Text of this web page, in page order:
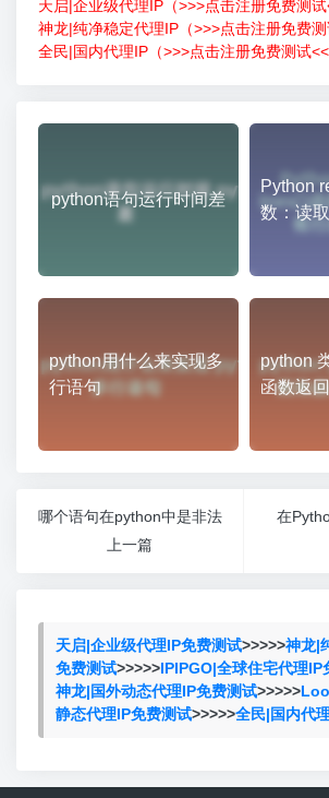
天启|企业级代理IP（>>>点击注册免费测试
神龙|纯净稳定代理IP（>>>点击注册免费测
全民|国内代理IP（>>>点击注册免费测试
python语句运行时间差
Python
数：读
python用什么来实现多
行语句
python
函数返
哪个语句在python中是非法
上一篇
在
天启|企业级代理IP免费测试>>>>>神龙|
免费测试>>>>>IPIPGO|全球住宅代理IP
神龙|国外动态代理IP免费测试>>>>>
静态代理IP免费测试>>>>>全民|国内代